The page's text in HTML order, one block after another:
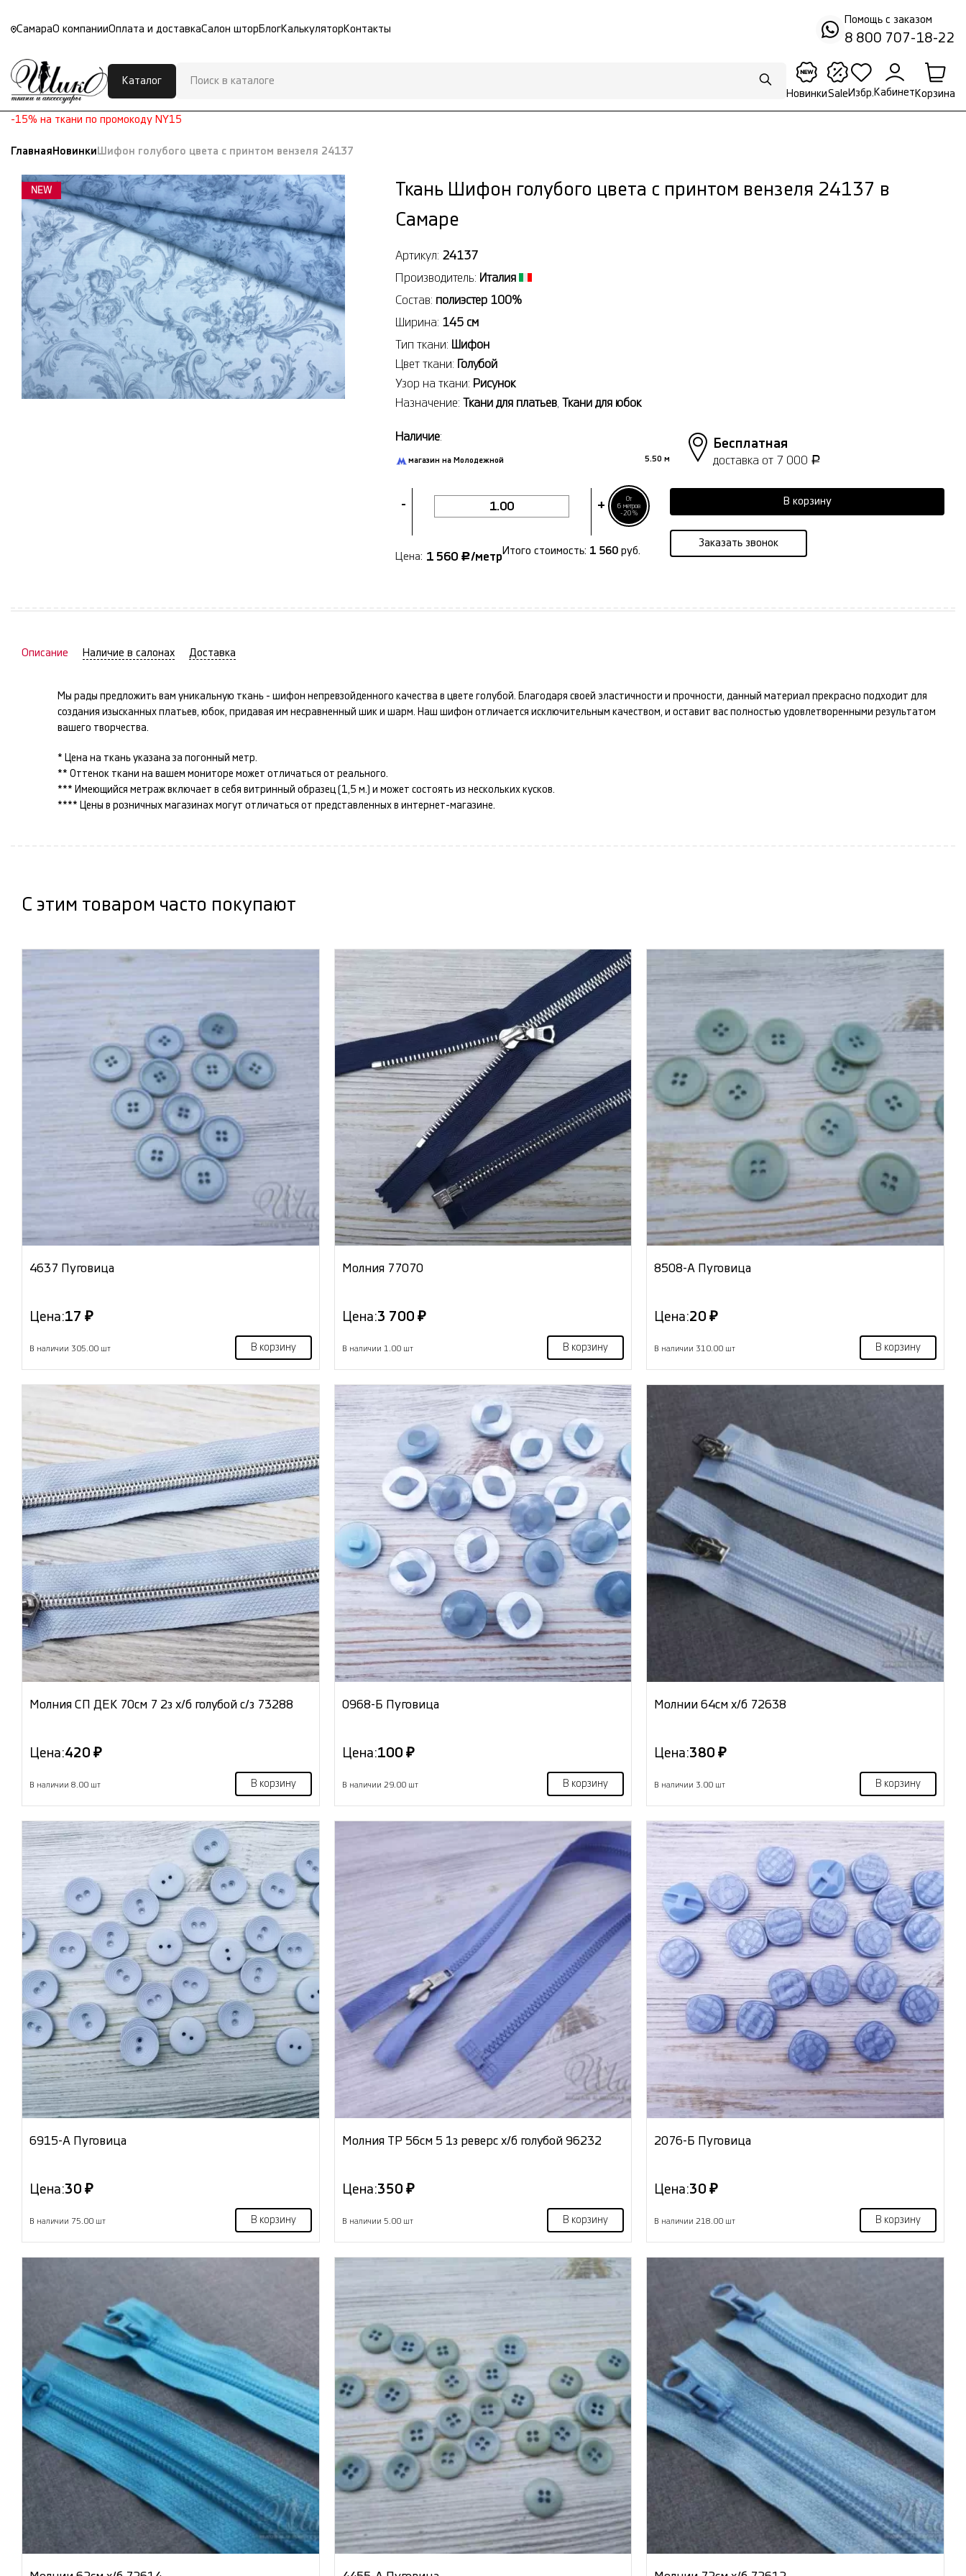
СамараО компанииОплата и доставкаСалон штор БлогКалькулятор Контакты
Помощь с заказом
8 800 707-18-22
Каталог
НовинкиSale Избр. Кабинет Корзина
-15% на ткани по промокоду NY15
Главная Новинки Шифон голубого цвета с принтом вензеля 24137
NEW
Ткань Шифон голубого цвета с принтом вензеля 24137 в
Самаре
Артикул: 24137
Производитель: Италия
Состав: полиэстер 100%
Ширина: 145 см
Тип ткани: Шифон
Цвет ткани: Голубой
Узор на ткани: Рисунок
Назначение: Ткани для платьев Ткани для юбок
Наличие:
магазин на Молодежной 5.50 м
Бесплатная
доставка от 7 000 Р
- +
От
6 метров
-20%
Цена: 1 560 Р/метр Итого стоимость: 1 560 руб.
В корзину
Заказать звонок
Описание Наличие в салонах Доставка
Мы рады предложить вам уникальную ткань - шифон непревзойденного качества в цвете голубой. Благодаря своей эластичности и прочности, данный материал прекрасно подходит для
создания изысканных платьев, юбок, придавая им несравненный шик и шарм. Наш шифон отличается исключительным качеством, и оставит вас полностью удовлетворенными результатом
вашего творчества.
* Цена на ткань указана за погонный метр.
** Оттенок ткани на вашем мониторе может отличаться от реального.
*** Имеющийся метраж включает в себя витринный образец (1,5 м.) и может состоять из нескольких кусков.
**** Цены в розничных магазинах могут отличаться от представленных в интернет-магазине.
С этим товаром часто покупают
4637 Пуговица
Цена:17 ₽
В наличии 305.00 шт В корзину
Молния 77070
Цена:3 700 ₽
В наличии 1.00 шт В корзину
8508-А Пуговица
Цена:20 ₽
В наличии 310.00 шт В корзину
Молния СП ДЕК 70см 7 2з х/б голубой с/з 73288
Цена:420 ₽
В наличии 8.00 шт В корзину
0968-Б Пуговица
Цена:100 ₽
В наличии 29.00 шт В корзину
Молнии 64см х/б 72638
Цена:380 ₽
В наличии 3.00 шт В корзину
6915-А Пуговица
Цена:30 ₽
В наличии 75.00 шт В корзину
Молния ТР 56см 5 1з реверс х/б голубой 96232
Цена:350 ₽
В наличии 5.00 шт В корзину
2076-Б Пуговица
Цена:30 ₽
В наличии 218.00 шт В корзину